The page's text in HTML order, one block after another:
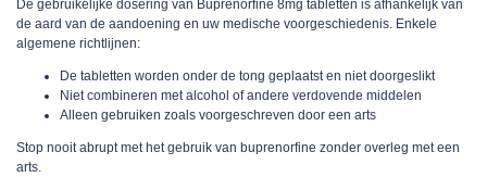
De gebruikelijke dosering van Buprenorfine 8mg tabletten is afhankelijk van
de aard van de aandoening en uw medische voorgeschiedenis. Enkele
algemene richtlijnen:
De tabletten worden onder de tong geplaatst en niet doorgeslikt
Niet combineren met alcohol of andere verdovende middelen
Alleen gebruiken zoals voorgeschreven door een arts
Stop nooit abrupt met het gebruik van buprenorfine zonder overleg met een
arts.